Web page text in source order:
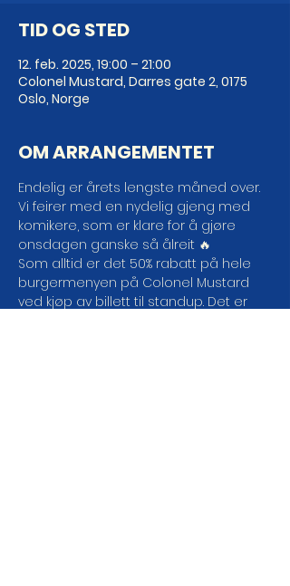
TID OG STED
12. feb. 2025, 19:00 – 21:00
Colonel Mustard, Darres gate 2, 0175
Oslo, Norge
OM ARRANGEMENTET
Endelig er årets lengste måned over.
Vi feirer med en nydelig gjeng med
komikere, som er klare for å gjøre
onsdagen ganske så ålreit 🔥
Som alltid er det 50% rabatt på hele
burgermenyen på Colonel Mustard
ved kjøp av billett til standup. Det er